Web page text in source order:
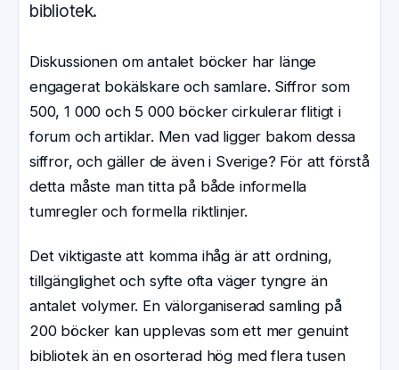
bibliotek.
Diskussionen om antalet böcker har länge
engagerat bokälskare och samlare. Siffror som
500, 1 000 och 5 000 böcker cirkulerar flitigt i
forum och artiklar. Men vad ligger bakom dessa
siffror, och gäller de även i Sverige? För att förstå
detta måste man titta på både informella
tumregler och formella riktlinjer.
Det viktigaste att komma ihåg är att ordning,
tillgänglighet och syfte ofta väger tyngre än
antalet volymer. En välorganiserad samling på
200 böcker kan upplevas som ett mer genuint
bibliotek än en osorterad hög med flera tusen